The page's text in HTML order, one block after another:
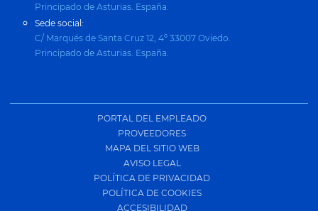
Principado de Asturias. España.
Sede social:
C/ Marqués de Santa Cruz 12, 4º 33007 Oviedo.
Principado de Asturias. España.
PORTAL DEL EMPLEADO
PROVEEDORES
MAPA DEL SITIO WEB
AVISO LEGAL
POLÍTICA DE PRIVACIDAD
POLÍTICA DE COOKIES
ACCESIBILIDAD